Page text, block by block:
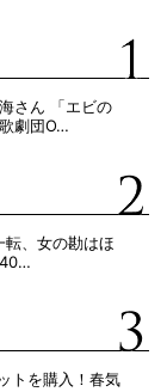
さん 「エビの
劇団O…
転、女の勘はほ
40…
トを購入！春気